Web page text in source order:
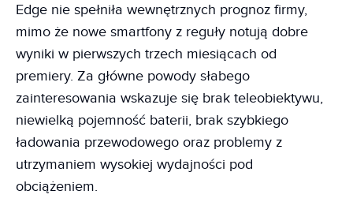
Edge nie spełniła wewnętrznych prognoz firmy,
mimo że nowe smartfony z reguły notują dobre
wyniki w pierwszych trzech miesiącach od
premiery. Za główne powody słabego
zainteresowania wskazuje się brak teleobiektywu,
niewielką pojemność baterii, brak szybkiego
ładowania przewodowego oraz problemy z
utrzymaniem wysokiej wydajności pod
obciążeniem.